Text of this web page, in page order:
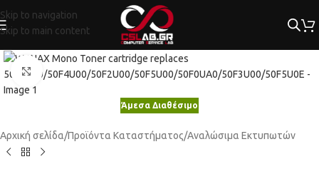
Skip to navigation
Skip to main content
Κλικ για μεγέθυνση
Άμεσα Διαθέσιμο
Αρχική σελίδα/Προϊόντα Καταστήματος/Αναλώσιμα Εκτυπωτών